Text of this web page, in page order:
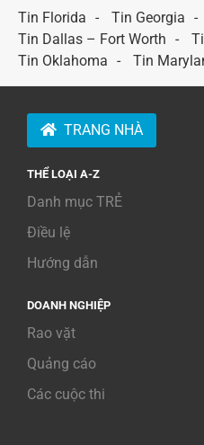
Tin Florida
Tin Georgia
Tin Dallas – Fort Worth
Tin Oklahoma
Tin
TRANG NHÀ
THỂ LOẠI A-Z
Danh mục TRẺ
Điều lệ
Hướng dẫn
DOANH NGHIỆP
Rao vặt
Quảng cáo
Các cuộc thi